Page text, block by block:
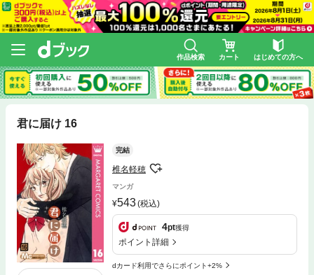
作品検索 カート はじめての方へ
君に届け 16
完結
椎名軽穂
マンガ
543(税込)
4pt獲得
ポイント詳細
dカード利用でさらにポイント+2%